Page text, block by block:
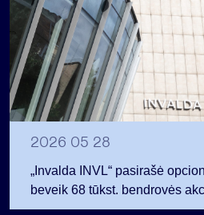
2026 05 28
„Invalda INVL“ pasirašė
beveik 68 tūkst. bendrovės